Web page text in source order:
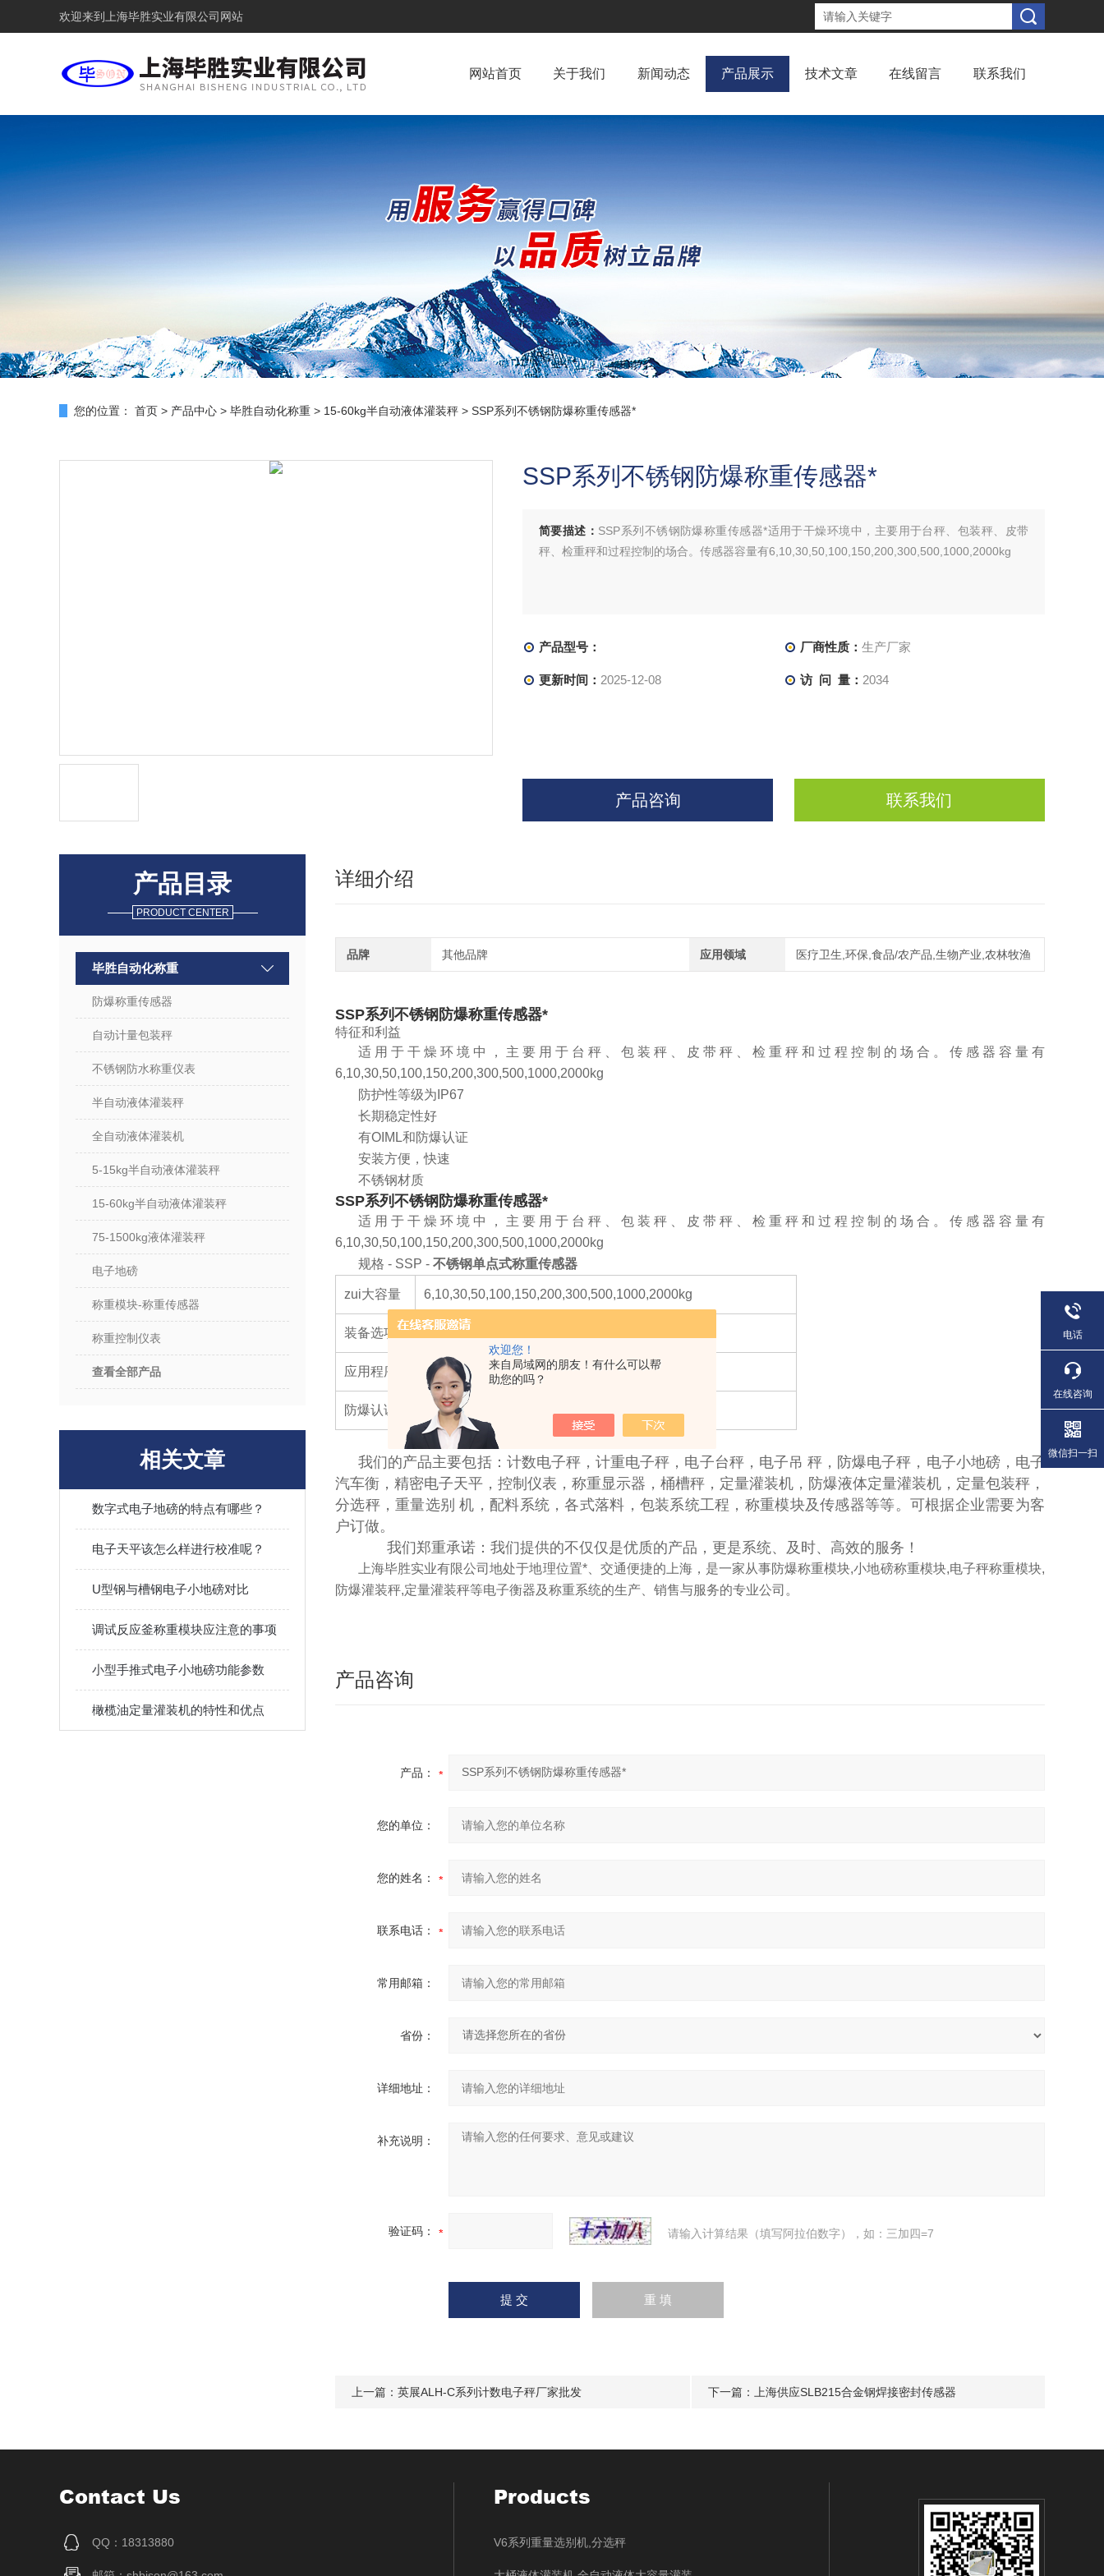
欢迎您！
来自局域网的朋友！有什么可以帮
助您的吗？
欢迎来到 上海毕胜实业有限公司网站
网站首页 关于我们 新闻动态 产品展示 技术文章 在线留言 联系我们
您的位置： 首页 > 产品中心 > 毕胜自动化称重 > 15-60kg半自动液体灌装秤 > SSP系列不锈钢防爆称重传感器*
SSP系列不锈钢防爆称重传感器*
简要描述： SSP系列不锈钢防爆称重传感器*适用于干燥环境中，主要用于台秤、包装秤、皮带
秤、检重秤和过程控制的场合。传感器容量有6,10,30,50,100,150,200,300,500,1000,2000kg
产品型号： 厂商性质： 生产厂家
更新时间： 2025-12-08 访 问 量： 2034
产品咨询 联系我们
产品目录
PRODUCT CENTER
毕胜自动化称重
防爆称重传感器
自动计量包装秤
不锈钢防水称重仪表
半自动液体灌装秤
全自动液体灌装机
5-15kg半自动液体灌装秤
15-60kg半自动液体灌装秤
75-1500kg液体灌装秤
电子地磅
称重模块-称重传感器
称重控制仪表
查看全部产品
相关文章
数字式电子地磅的特点有哪些？
电子天平该怎么样进行校准呢？
U型钢与槽钢电子小地磅对比
调试反应釜称重模块应注意的事项
小型手推式电子小地磅功能参数
橄榄油定量灌装机的特性和优点
详细介绍
品牌 其他品牌 应用领域 医疗卫生,环保,食品/农产品,生物产业,农林牧渔
SSP系列不锈钢防爆称重传感器*
特征和利益
适用于干燥环境中，主要用于台秤、包装秤、皮带秤、检重秤和过程控制的场合。传感器容量有
6,10,30,50,100,150,200,300,500,1000,2000kg
防护性等级为IP67
长期稳定性好
有OIML和防爆认证
安装方便，快速
不锈钢材质
SSP系列不锈钢防爆称重传感器*
适用于干燥环境中，主要用于台秤、包装秤、皮带秤、检重秤和过程控制的场合。传感器容量有
6,10,30,50,100,150,200,300,500,1000,2000kg
规格 - SSP - 不锈钢单点式称重传感器
zui大容量 6,10,30,50,100,150,200,300,500,1000,2000kg
装备选项 传感器受力 方式 受压力
应用程序 台秤、皮带秤、包装秤和过程设备等
防爆认证 ATEX 和中国防爆认证
我们的产品主要包括：计数电子秤，计重电子秤，电子台秤，电子吊 秤，防爆电子秤，电子小地磅，电子
汽车衡，精密电子天平，控制仪表，称重显示器，桶槽秤，定量灌装机，防爆液体定量灌装机，定量包装秤，
分选秤，重量选别 机，配料系统，各式落料，包装系统工程，称重模块及传感器等等。可根据企业需要为客
户订做。
我们郑重承诺：我们提供的不仅仅是优质的产品，更是系统、及时、高效的服务！
上海毕胜实业有限公司地处于地理位置*、交通便捷的上海，是一家从事防爆称重模块,小地磅称重模块,电子秤称重模块,
防爆灌装秤,定量灌装秤等电子衡器及称重系统的生产、销售与服务的专业公司。
产品咨询
产品：
您的单位：
您的姓名：
联系电话：
常用邮箱：
省份：
详细地址：
补充说明：
验证码： 请输入计算结果（填写阿拉伯数字），如：三加四=7
上一篇： 英展ALH-C系列计数电子秤厂家批发 下一篇： 上海供应SLB215合金钢焊接密封传感器
Contact Us
QQ：18313880
Products
V6系列重量选别机,分选秤
电话
在线咨询
微信扫一扫